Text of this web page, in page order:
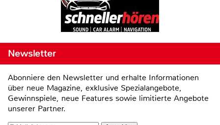
Newsletter
Abonniere den Newsletter und erhalte Informationen
über neue Magazine, exklusive Spezialangebote,
Gewinnspiele, neue Features sowie limitierte Angebote
unserer Partner.